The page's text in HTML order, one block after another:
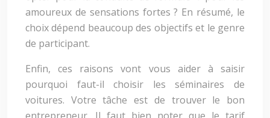
amoureux de sensations fortes ? En résumé, le
choix dépend beaucoup des objectifs et le genre
de participant.
Enfin, ces raisons vont vous aider à saisir
pourquoi faut-il choisir les séminaires de
voitures. Votre tâche est de trouver le bon